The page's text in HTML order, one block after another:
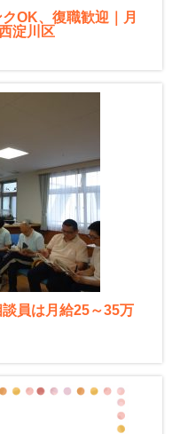
OK、復職歓迎｜月
淀川区
員は月給25～35万